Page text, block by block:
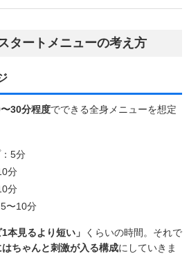
タートメニューの考え方
30分程度でできる全身メニューを想定
5分
分
分
〜10分
1本見るより短い」
くらいの時間。それで
ちゃんと刺激が入る構成にしていきま